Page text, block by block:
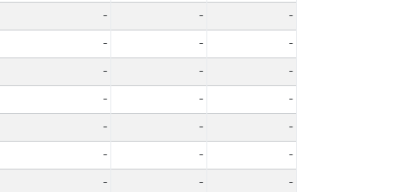
- -
-
- -
-
- -
-
- -
-
- -
-
- -
-
- -
-